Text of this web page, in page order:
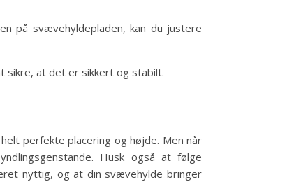
på svævehyldepladen, kan du justere
sikre, at det er sikkert og stabilt.
perfekte placering og højde. Men når
Husk også at følge
nyttig, og at din svævehylde bringer